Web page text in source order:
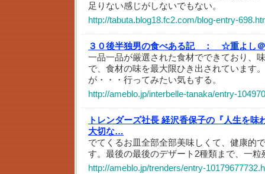
足りない感じがしないでもない。
http://tabuta.blog18.fc2.com/blog-entry-
３０後半独男の食べある記 ：
☆重よし
一品一品が厳選された食材でできており、
で、食材の味を最大限ひき出されています
が・・・行ってみたい気もする。
http://ameblo.jp/interbelle-tanaka/entry-
トレンダーズ社長 経沢香保子の『人生を
大切な…
でてくるお皿全部全部美味しくて、健康的
す。最後の最後のデザート2種類まで、一
http://ameblo.jp/trenders/entry-